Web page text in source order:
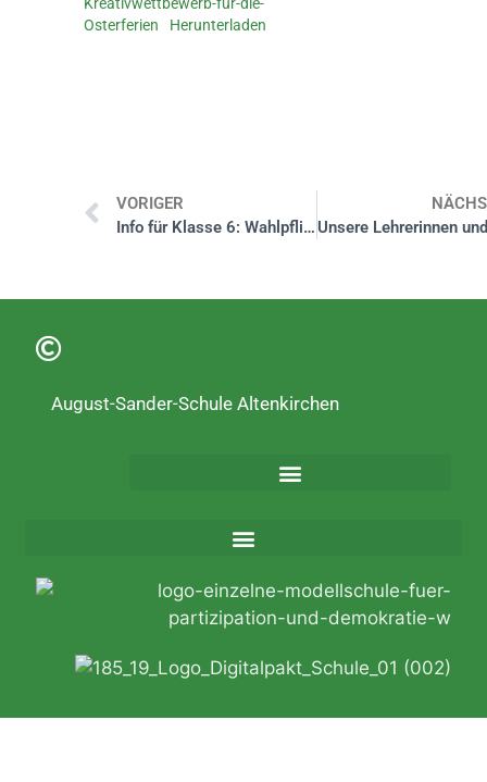
Kreativwettbewerb-für-die-
Osterferien
Herunterladen
VORIGER
Info für Klasse 6: Wahlpflichtfach
August-Sander-Schule Altenkirchen